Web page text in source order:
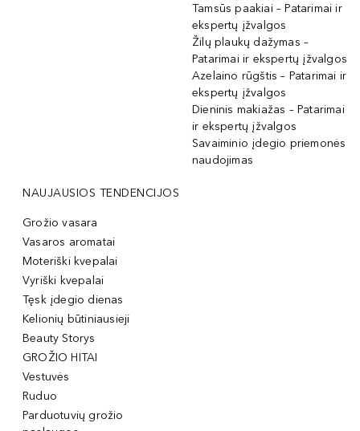
Tamsūs paakiai – Patarimai ir
ekspertų įžvalgos
Žilų plaukų dažymas –
Patarimai ir ekspertų įžvalgos
Azelaino rūgštis – Patarimai ir
ekspertų įžvalgos
Dieninis makiažas – Patarimai
ir ekspertų įžvalgos
Savaiminio įdegio priemonės
naudojimas
NAUJAUSIOS TENDENCIJOS
Grožio vasara
Vasaros aromatai
Moteriški kvepalai
Vyriški kvepalai
Tęsk įdegio dienas
Kelionių būtiniausieji
Beauty Storys
GROŽIO HITAI
Vestuvės
Ruduo
Parduotuvių grožio